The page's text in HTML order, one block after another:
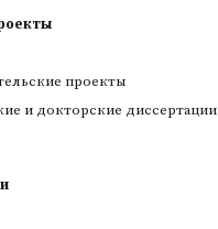
проекты
и докторские диссертации